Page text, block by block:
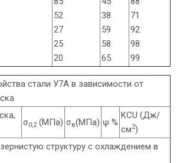
52
27
25
20
38
59
58
65
71
92
98
99
стали У7А в зависимости от
σ0,2 (МПа) σв(МПа) ψ %
KCU (Дж/
см2)
структуру с охлаждением в